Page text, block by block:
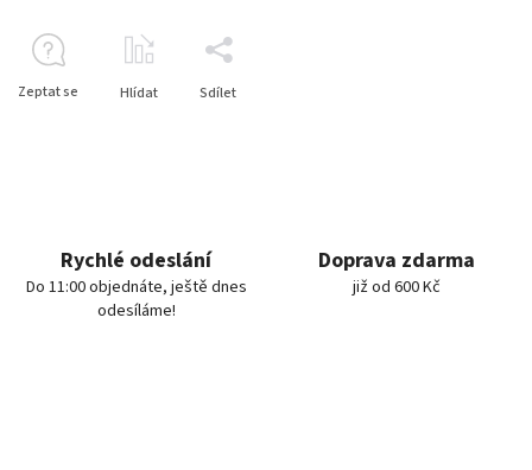
Zeptat se Hlídat Sdílet
Rychlé odeslání
Do 11:00 objednáte, ještě dnes
odesíláme!
Doprava zdarma
již od 600 Kč